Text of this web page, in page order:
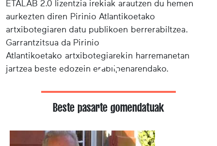
ETALAB 2.0 lizentzia irekiak arautzen du hemen
aurkezten diren Pirinio Atlantikoetako
artxibotegiaren datu publikoen berrerabiltzea.
Garrantzitsua da Pirinio
Atlantikoetako artxibotegiarekin harremanetan
jartzea beste edozein erabilpenarendako.
Beste pasarte gomendatuak